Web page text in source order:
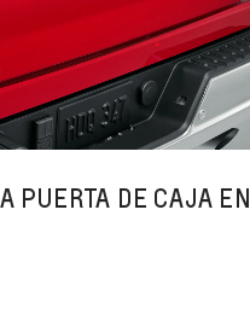
PUERTA DE CAJA EN